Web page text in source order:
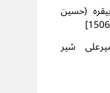
(حسین
شیر